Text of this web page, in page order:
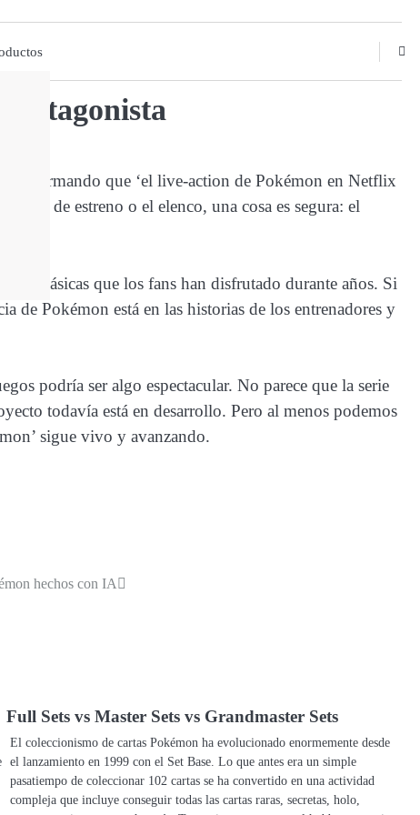
afirmando que ‘el live-action de Pokémon en Netflix
de estreno o el elenco, una cosa es segura: el
clásicas que los fans han disfrutado durante años. Si
de Pokémon está en las historias de los entrenadores y
podría ser algo espectacular. No parece que la serie
todavía está en desarrollo. Pero al menos podemos
sigue vivo y avanzando.
hechos con IA
Full Sets vs Master Sets vs Grandmaster Sets
El coleccionismo de cartas Pokémon ha evolucionado enormemente desde
el lanzamiento en 1999 con el Set Base. Lo que antes era un simple
pasatiempo de coleccionar 102 cartas se ha convertido en una actividad
compleja que incluye conseguir todas las cartas raras, secretas, holo,